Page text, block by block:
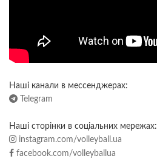
Наші канали в мессенджерах:
Telegram
Наші сторінки в соціальних мережах:
instagram.com/volleyball.ua
facebook.com/volleyballua